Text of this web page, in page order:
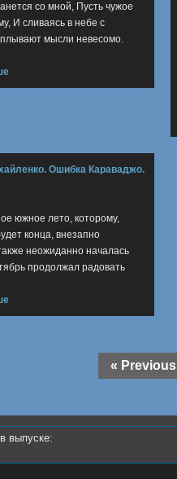
со мной, Пусть чужое
И сливаясь в небе с
мысли невесомо.
Ошибка Караваджо.
южное лето, которому,
конца, внезапно
неожиданно началась
продолжал радовать
« Previous
выпуске: